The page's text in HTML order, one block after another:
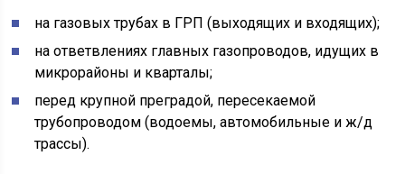
на газовых трубах в ГРП (выходящих и входящих);
на ответвлениях главных газопроводов, идущих в
микрорайоны и кварталы;
перед крупной преградой, пересекаемой
трубопроводом (водоемы, автомобильные и ж/д
трассы).